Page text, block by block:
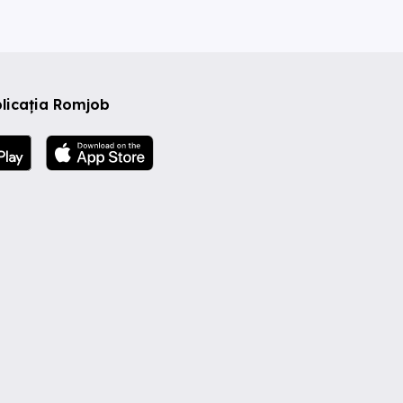
Romjob